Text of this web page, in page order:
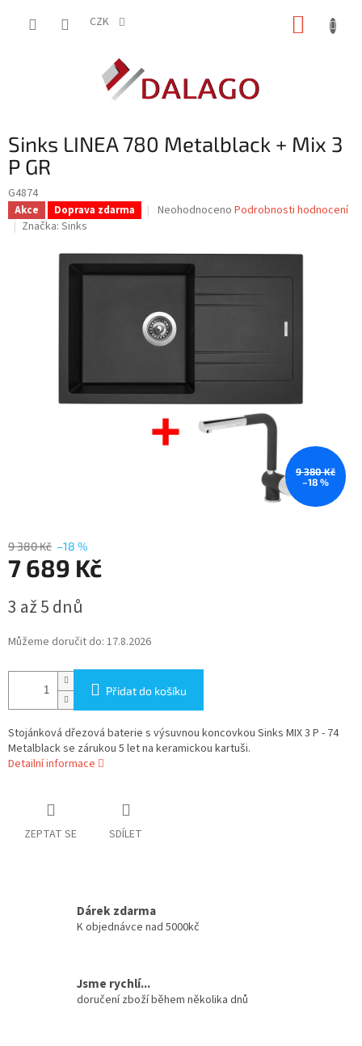
CZK
Sinks LINEA 780 Metalblack + Mix 3
P GR
G4874
Akce Doprava zdarma
Průměrné
je
hvězdiček.
Neohodnoceno Podrobnosti hodnocení
Značka: Sinks
9 380 Kč
–18 %
9 380 Kč –18 %
7 689 Kč
cena:
3 až 5 dnů
Můžeme doručit do: 17.8.2026
Přidat do košíku
Stojánková dřezová baterie s výsuvnou koncovkou Sinks MIX 3 P - 74
Metalblack se zárukou 5 let na keramickou kartuši.
Detailní informace
ZEPTAT SE SDÍLET
Dárek zdarma
K objednávce nad 5000kč
Jsme rychlí...
doručení zboží během několika dnů